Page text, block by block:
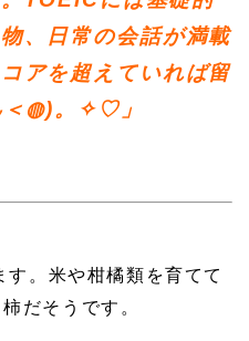
、
日常の会話が満載
アを超えていれば留
＜◍)。✧♡」
す。米や柑橘類を育てて
だそうです。